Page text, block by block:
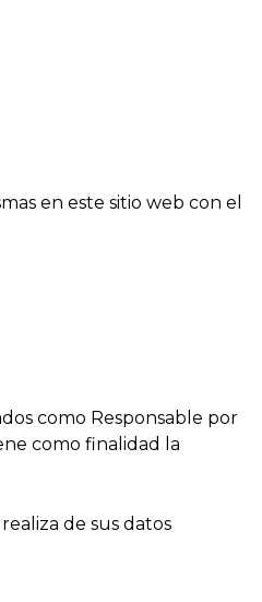
en este sitio web con el
como Responsable por
como finalidad la
de sus datos